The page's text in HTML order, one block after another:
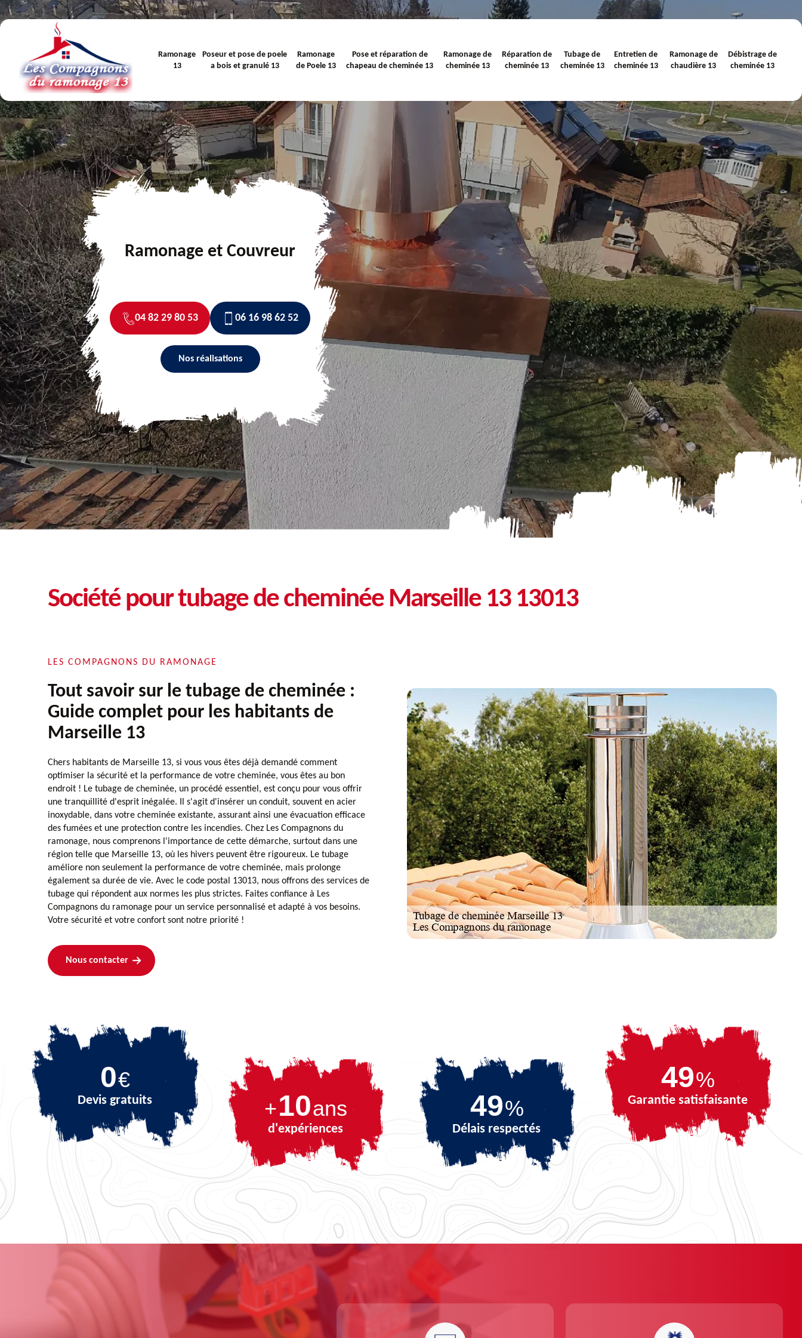
Ramonage
13
Poseur et pose de poele
a bois et granulé 13
Ramonage
de Poele 13
Pose et réparation de
chapeau de cheminée 13
Ramonage de
cheminée 13
Réparation de
cheminée 13
Tubage de
cheminée 13
Entretien de
cheminée 13
Ramonage de
chaudière 13
Débistrage de
cheminée 13
Ramonage et Couvreur
04 82 29 80 53 06 16 98 62 52
Nos réalisations
Société pour tubage de cheminée Marseille 13 13013
LES COMPAGNONS DU RAMONAGE
Tout savoir sur le tubage de cheminée :
Guide complet pour les habitants de
Marseille 13
Chers habitants de Marseille 13, si vous vous êtes déjà demandé comment
optimiser la sécurité et la performance de votre cheminée, vous êtes au bon
endroit ! Le tubage de cheminée, un procédé essentiel, est conçu pour vous offrir
une tranquillité d'esprit inégalée. Il s'agit d'insérer un conduit, souvent en acier
inoxydable, dans votre cheminée existante, assurant ainsi une évacuation efficace
des fumées et une protection contre les incendies. Chez Les Compagnons du
ramonage, nous comprenons l'importance de cette démarche, surtout dans une
région telle que Marseille 13, où les hivers peuvent être rigoureux. Le tubage
améliore non seulement la performance de votre cheminée, mais prolonge
également sa durée de vie. Avec le code postal 13013, nous offrons des services de
tubage qui répondent aux normes les plus strictes. Faites confiance à Les
Compagnons du ramonage pour un service personnalisé et adapté à vos besoins.
Votre sécurité et votre confort sont notre priorité !
Nous contacter
0€
Devis gratuits +10ans
d'expériences
68%
Délais respectés
68%
Garantie satisfaisante